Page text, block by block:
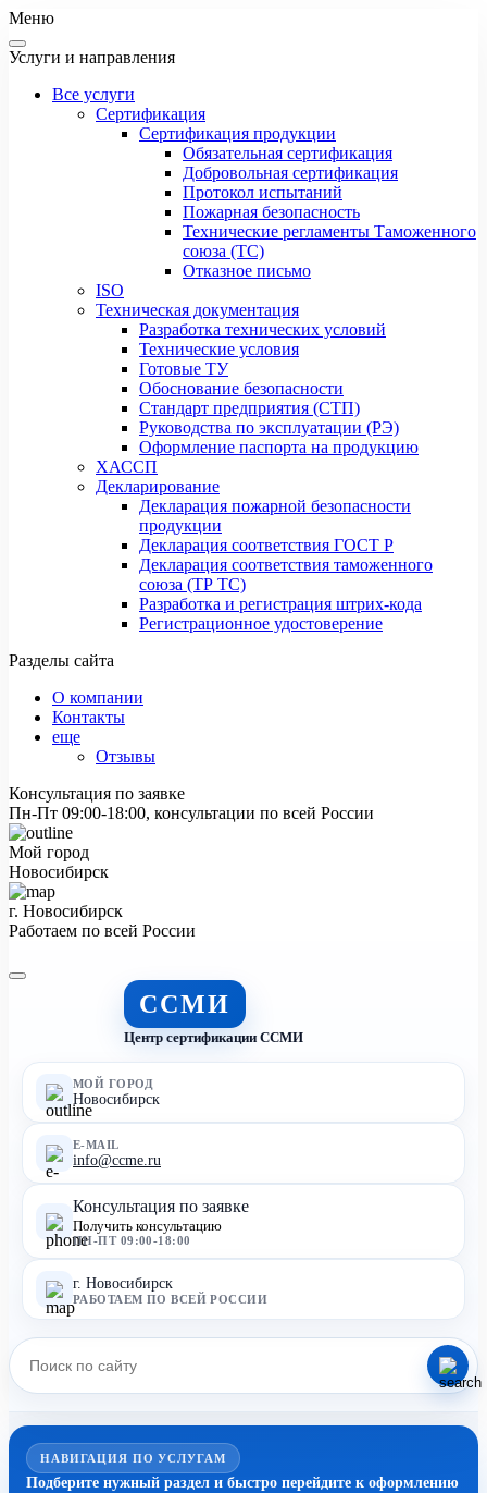
Меню
Услуги и направления
Все услуги
Сертификация
Сертификация продукции
Обязательная сертификация
Добровольная сертификация
Протокол испытаний
Пожарная безопасность
Технические регламенты Таможенного
союза (ТС)
Отказное письмо
ISO
Техническая документация
Разработка технических условий
Технические условия
Готовые ТУ
Обоснование безопасности
Стандарт предприятия (СТП)
Руководства по эксплуатации (РЭ)
Оформление паспорта на продукцию
ХАССП
Декларирование
Декларация пожарной безопасности
продукции
Декларация соответствия ГОСТ Р
Декларация соответствия таможенного
союза (ТР ТС)
Разработка и регистрация штрих-кода
Регистрационное удостоверение
Разделы сайта
О компании
Контакты
еще
Отзывы
Консультация по заявке
Пн-Пт 09:00-18:00, консультации по всей России
Мой город
Новосибирск
г. Новосибирск
Работаем по всей России
ССМИ
Центр сертификации ССМИ
МОЙ ГОРОД
Новосибирск
E-MAIL
info@ccme.ru
Консультация по заявке
Получить консультацию
ПН-ПТ 09:00-18:00
г. Новосибирск
РАБОТАЕМ ПО ВСЕЙ РОССИИ
НАВИГАЦИЯ ПО УСЛУГАМ
Подберите нужный раздел и быстро перейдите к оформлению